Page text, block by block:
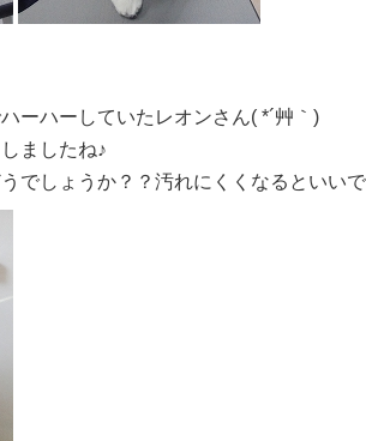
ーハーしていたレオンさん( *´艸｀)
ましたね♪
でしょうか？？汚れにくくなるといい